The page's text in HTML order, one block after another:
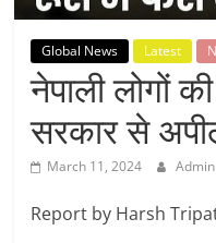
News,
Today's
News
Global News Latest
नेपाली लोगों
सरकार से
March 11, 2024 Admin
Report by Harsh